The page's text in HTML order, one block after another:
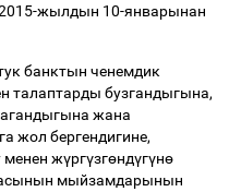
жылдын 10-январынан
банктын ченемдик
талаптарды бузгандыгына,
жана
жол бергендигине,
менен жүргүзгөндүгүнө
мыйзамдарынын